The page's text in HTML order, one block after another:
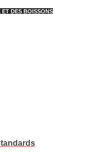
ET DES BOISSONS